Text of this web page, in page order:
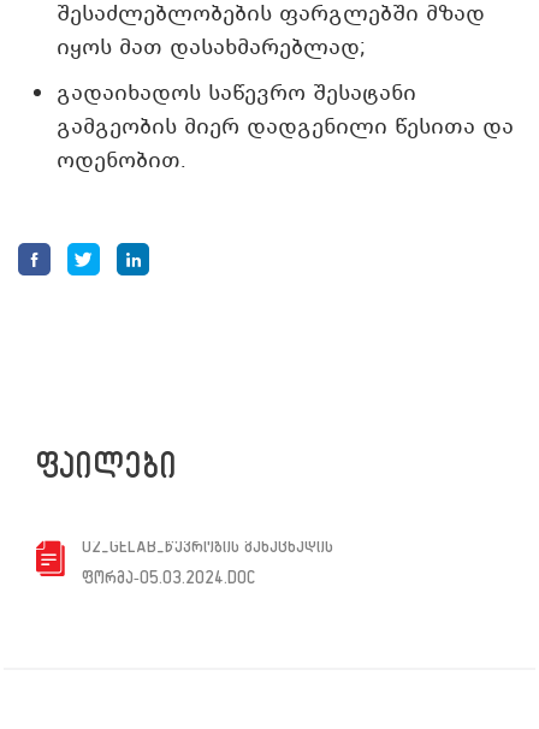
შესაძლებლობების ფარგლებში მზად
იყოს მათ დასახმარებლად;
გადაიხადოს საწევრო შესატანი
გამგეობის მიერ დადგენილი წესითა და
ოდენობით.
ფაილები
02_GELAB_ᲬᲔᲕᲠᲝᲑᲘᲡ ᲒᲐᲜᲐᲪᲮᲐᲓᲘᲡ
ᲤᲝᲠᲛᲐ-05.03.2024.DOC